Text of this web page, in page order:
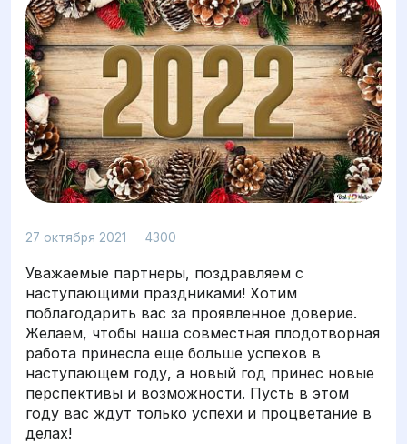
27 октября 2021 4300
Уважаемые партнеры, поздравляем с
наступающими праздниками! Хотим
поблагодарить вас за проявленное доверие.
Желаем, чтобы наша совместная плодотворная
работа принесла еще больше успехов в
наступающем году, а новый год принес новые
перспективы и возможности. Пусть в этом
году вас ждут только успехи и процветание в
делах!